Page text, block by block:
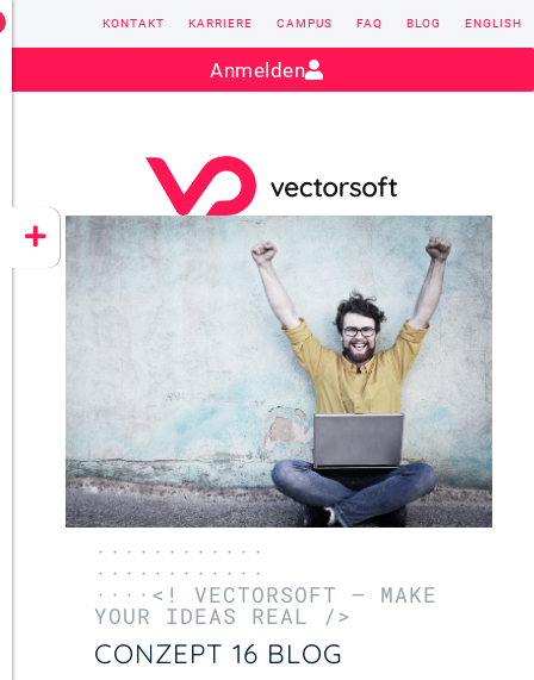
CONZEPT 16
YEET
Kontakt:sales@vectorsoft.de
KONTAKT KARRIERE CAMPUS FAQ BLOG ENGLISH
Anmelden
············
············
····<! VECTORSOFT – MAKE
YOUR IDEAS REAL />
CONZEPT 16 BLOG